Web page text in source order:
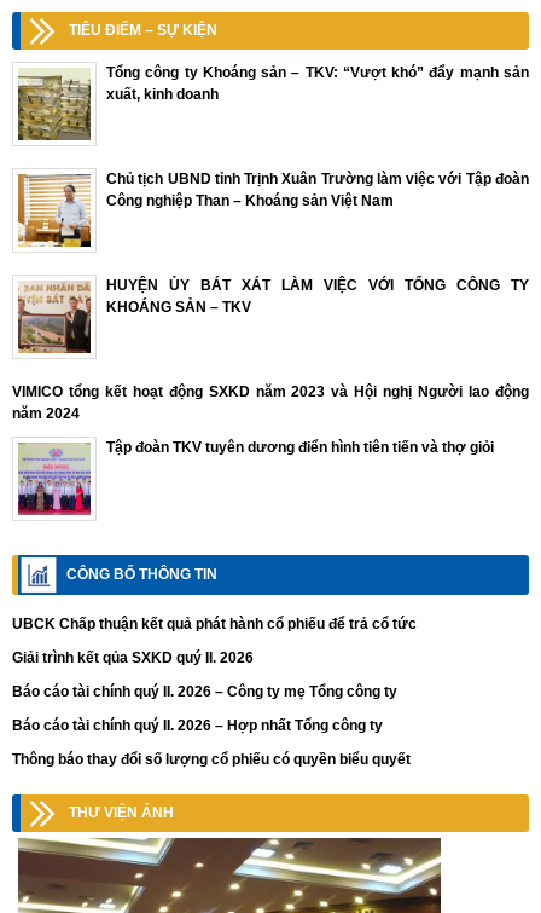
TIÊU ĐIỂM – SỰ KIỆN
Tổng công ty Khoáng sản – TKV: “Vượt khó” đẩy mạnh sản
xuất, kinh doanh
Chủ tịch UBND tỉnh Trịnh Xuân Trường làm việc với Tập đoàn
Công nghiệp Than – Khoáng sản Việt Nam
HUYỆN ỦY BÁT XÁT LÀM VIỆC VỚI TỔNG CÔNG TY
KHOÁNG SẢN – TKV
VIMICO tổng kết hoạt động SXKD năm 2023 và Hội nghị Người lao động
năm 2024
Tập đoàn TKV tuyên dương điển hình tiên tiến và thợ giỏi
CÔNG BỐ THÔNG TIN
UBCK Chấp thuận kết quả phát hành cổ phiếu để trả cổ tức
Giải trình kết qủa SXKD quý II. 2026
Báo cáo tài chính quý II. 2026 – Công ty mẹ Tổng công ty
Báo cáo tài chính quý II. 2026 – Hợp nhất Tổng công ty
Thông báo thay đổi số lượng cổ phiếu có quyền biểu quyết
THƯ VIỆN ẢNH